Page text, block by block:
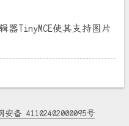
器TinyMCE使其支持图片
安备 41102402000095号